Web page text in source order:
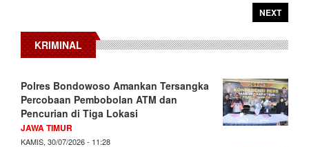
NEXT
KRIMINAL
Polres Bondowoso Amankan Tersangka
Percobaan Pembobolan ATM dan
Pencurian di Tiga Lokasi
JAWA TIMUR
KAMIS, 30/07/2026 - 11:28